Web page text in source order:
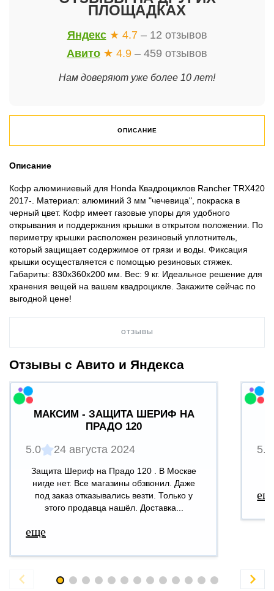
ПЛОЩАДКАХ
Яндекс ★ 4.7 – 12 отзывов
Авито ★ 4.9 – 459 отзывов
Нам доверяют уже более 10 лет!
ОПИСАНИЕ
Описание
Кофр алюминиевый для Honda Квадроциклов Rancher TRX420
2017-. Материал: алюминий 3 мм "чечевица", покраска в
черный цвет. Кофр имеет газовые упоры для удобного
открывания и поддержания крышки в открытом положении. По
периметру крышки расположен резиновый уплотнитель,
который защищает содержимое от грязи и воды. Фиксация
крышки осуществляется с помощью резиновых стяжек.
Габариты: 830х360х200 мм. Вес: 9 кг. Идеальное решение для
хранения вещей на вашем квадроцикле. Закажите сейчас по
выгодной цене!
ОТЗЫВЫ
Отзывы с Авито и Яндекса
МАКСИМ - ЗАЩИТА ШЕРИФ НА
ПРАДО 120
5.0 24 августа 2024
Защита Шериф на Прадо 120 . В Москве
нигде нет. Все магазины обзвонил. Даже
под заказ отказывались везти. Только у
этого продавца нашёл. Доставка...
еще
5.0
 